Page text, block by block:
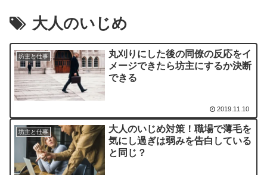
大人のいじめ
坊主と仕事
丸刈りにした後の同僚の反応をイ
メージできたら坊主にするか決断
できる
2019.11.10
坊主と仕事
大人のいじめ対策！職場で薄毛を
気にし過ぎは弱みを告白している
と同じ？